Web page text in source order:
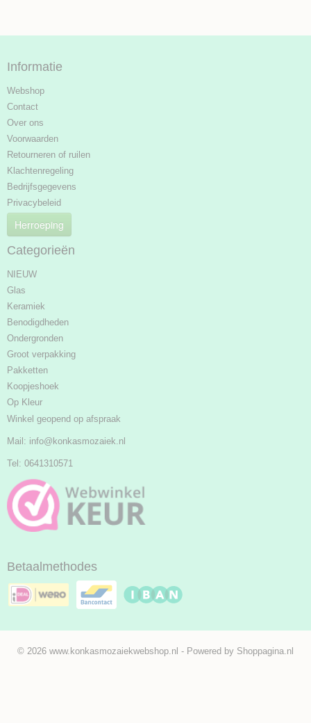
Informatie
Webshop
Contact
Over ons
Voorwaarden
Retourneren of ruilen
Klachtenregeling
Bedrijfsgegevens
Privacybeleid
Herroeping
Categorieën
NIEUW
Glas
Keramiek
Benodigdheden
Ondergronden
Groot verpakking
Pakketten
Koopjeshoek
Op Kleur
Winkel geopend op afspraak
Mail: info@konkasmozaiek.nl
Tel: 0641310571
Betaalmethodes
© 2026 www.konkasmozaiekwebshop.nl - Powered by Shoppagina.nl